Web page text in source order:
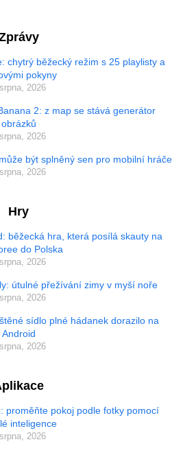
chytrý běžecký režim s 25 playlisty a
pokyny
2026
2: z map se stává generátor
obrázků
2026
být splněný sen pro mobilní hráče
2026
Hry
běžecká hra, která posílá skauty na
do Polska
2026
útulné přežívání zimy v myší noře
2026
sídlo plné hádanek dorazilo na
Android
2026
proměňte pokoj podle fotky pomocí
inteligence
2026